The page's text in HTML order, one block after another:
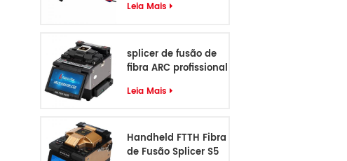
Leia Mais
splicer de fusão de
fibra ARC profissional
Leia Mais
Handheld FTTH Fibra
de Fusão Splicer S5